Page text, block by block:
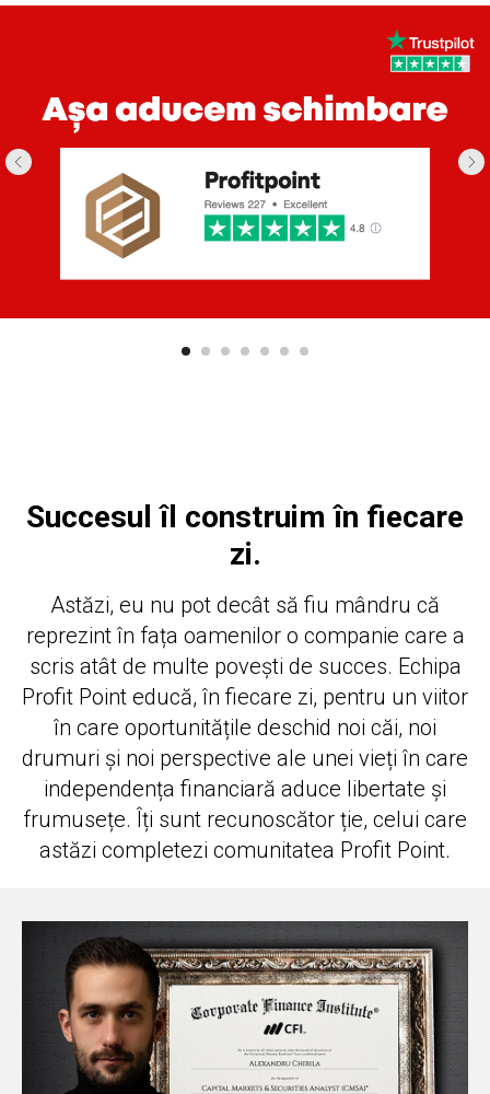
Succesul îl construim în fiecare
zi.
Astăzi, eu nu pot decât să fiu mândru că
reprezint în fața oamenilor o companie care a
scris atât de multe povești de succes. Echipa
Profit Point educă, în fiecare zi, pentru un viitor
în care oportunitățile deschid noi căi, noi
drumuri și noi perspective ale unei vieți în care
independența financiară aduce libertate și
frumusețe. Îți sunt recunoscător ție, celui care
astăzi completezi comunitatea Profit Point.